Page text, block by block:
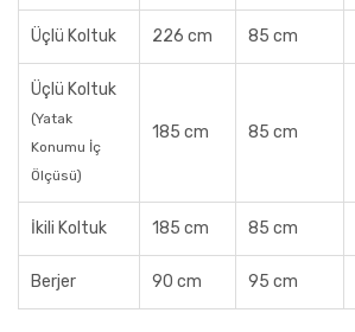
Üçlü Koltuk 226 cm 85 cm
Üçlü Koltuk
(Yatak
Konumu İç
Ölçüsü)
185 cm 85 cm
İkili Koltuk 185 cm 85 cm
Berjer 90 cm 95 cm